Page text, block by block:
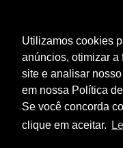
Utilizamos cookies
anúncios, otimizar
site e analisar
em nossa Política
Se você concorda
clique em aceitar.
HOME